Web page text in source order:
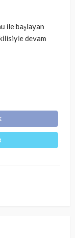
ile başlayan
devam